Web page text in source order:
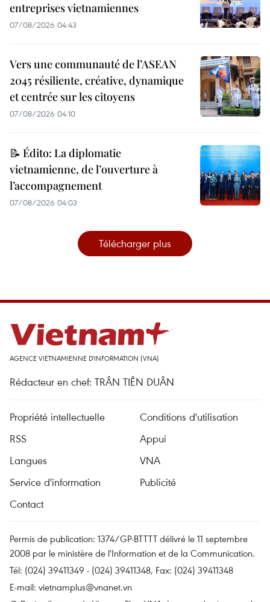
entreprises vietnamiennes
07/08/2026 04:43
Vers une communauté de l’ASEAN
2045 résiliente, créative, dynamique
et centrée sur les citoyens
07/08/2026 04:10
📝 Édito: La diplomatie
vietnamienne, de l’ouverture à
l’accompagnement
07/08/2026 04:03
Télécharger plus
AGENCE VIETNAMIENNE D'INFORMATION (VNA)
Rédacteur en chef: TRÂN TIÊN DUÂN
Propriété intellectuelle
Conditions d'utilisation
RSS
Appui
Langues
VNA
Service d'information
Publicité
Contact
Permis de publication: 1374/GP-BTTTT délivré le 11 septembre
2008 par le ministère de l'Information et de la Communication.
Tél: (024) 39411349 - (024) 39411348, Fax: (024) 39411348
E-mail: vietnamplus@vnanet.vn